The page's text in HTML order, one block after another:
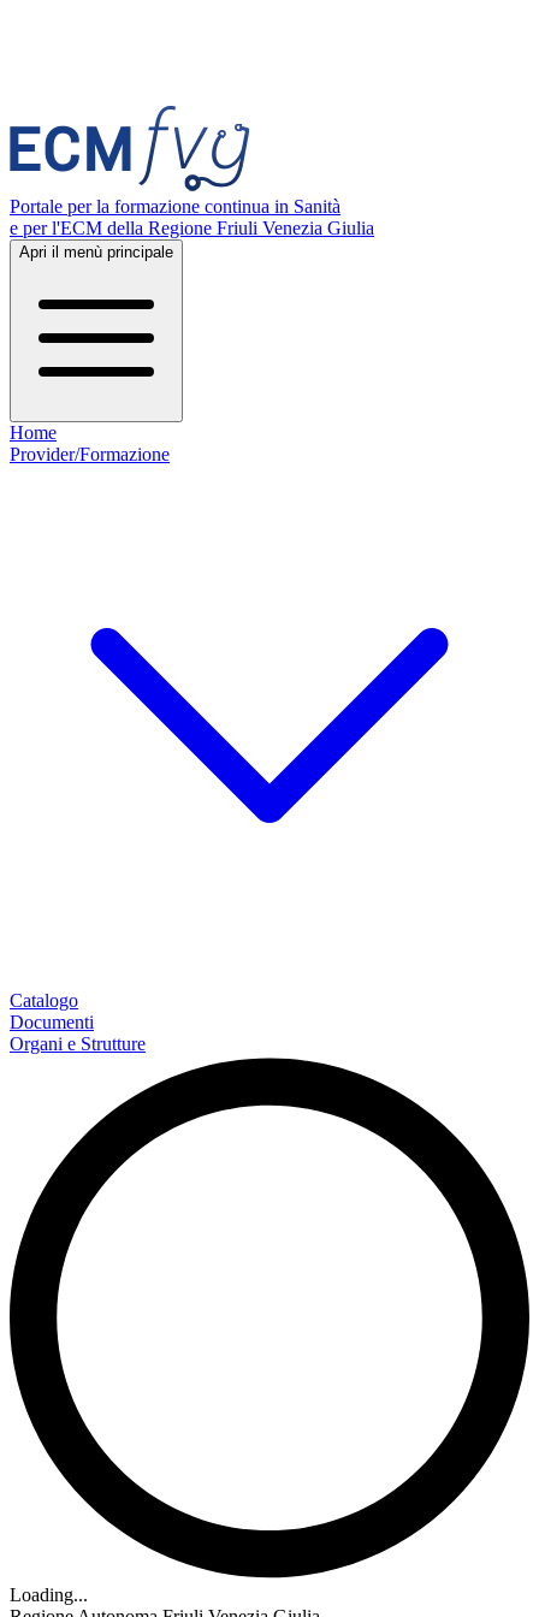
Portale per la formazione continua in Sanità
e per l'ECM della Regione Friuli Venezia Giulia
Apri il menù principale
Home
Provider/Formazione
Catalogo
Documenti
Organi e Strutture
Loading...